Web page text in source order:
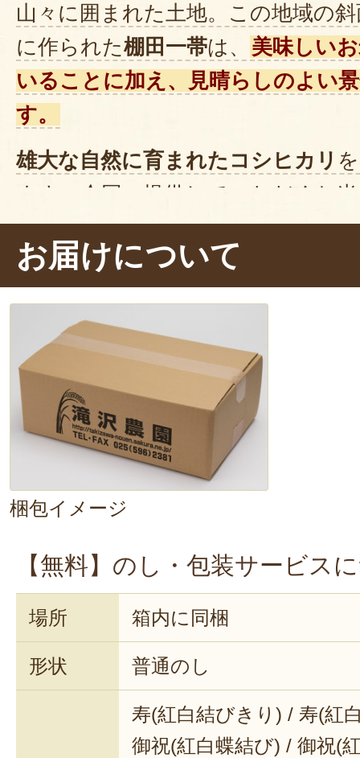
山々に囲まれた土地。この地域の
に作られた棚田一帯は、
美味しい
いることに加え、見晴らしのよい
す。
雄大な自然に育まれたコシヒカリ
ます。今回、提供していただくお
ッと水で洗い、研がずにそのまま
ートです！時間が経つにつれ、
炊飯完了の音とともに、さっそく
ヤツヤと輝く純白のお米に、すで
じます。蒸らし時間を待ちきれず
て一口頬張ります。
口へ入れた瞬間に感じるのは、
のある
もっちり食感
がじんわりとあふれ出します。豊
じるお米でした。
お届けについて
梱包イメージ
【無料】のし・包装サービス
場所 箱内に同梱
形状 普通のし
寿(紅白結びきり) / 寿(紅
御祝(紅白蝶結び) / 御祝(